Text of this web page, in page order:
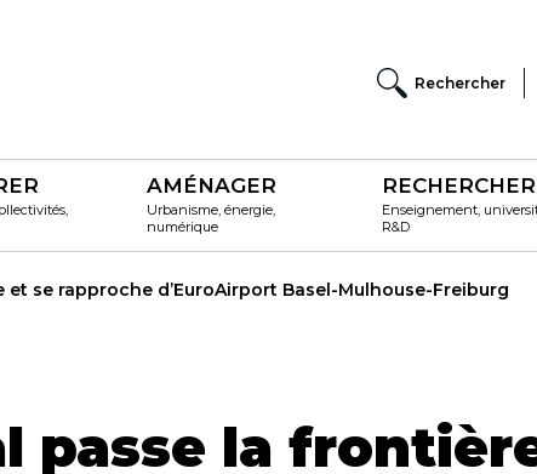
Rechercher
AMÉNAGER
Urbanisme, énergie,
numérique
RECHERCHER
Enseignement,
R&D
se rapproche d’EuroAirport Basel-Mulhouse-Freiburg
passe la